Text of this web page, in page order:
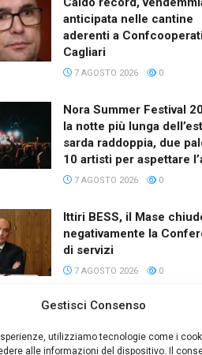
Gestisci Consenso
utilizziamo tecnologie come i
alle informazioni del dispositivo. Il
anticipata nelle cantine
aderenti a
Cagliari
7 AGOSTO 2026 0
Nora Summer Festival
la notte più lunga
sarda raddoppia, due
10 artisti per aspettare
7 AGOSTO 2026 0
Ittiri BESS, il Mase
negativamente la
di servizi
7 AGOSTO 2026 0